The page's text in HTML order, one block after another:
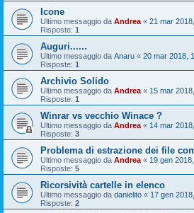
Icone
Ultimo messaggio da Andrea « 21 mar
Risposte: 1
Auguri......
Ultimo messaggio da Anaru « 20 mar 2018,
Risposte: 1
Archivio Solido
Ultimo messaggio da Andrea « 15 mar
Risposte: 1
Winrar vs vecchio Winace ?
Ultimo messaggio da Andrea « 14 mar
Risposte: 3
Problema di estrazione dei file
Ultimo messaggio da Andrea « 19 gen
Risposte: 5
Ricorsività cartelle in elenco
Ultimo messaggio da danielito « 17 gen
Risposte: 2